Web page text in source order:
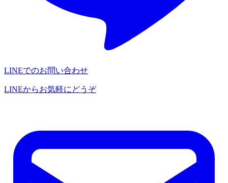
LINEでのお問い合わせ
LINEからお気軽にどうぞ